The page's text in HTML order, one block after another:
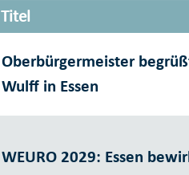
Titel
Oberbürgermeister
Wulff in Essen
WEURO 2029: Essen